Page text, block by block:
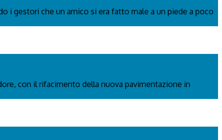
i gestori che un amico si era fatto male a un piede a poco
con il rifacimento della nuova pavimentazione in